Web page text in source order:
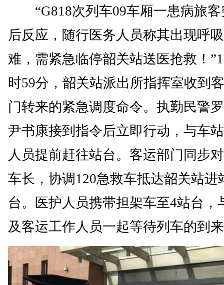
“G818次列车09车厢一患病旅客
后反应，随行医务人员称其出现呼
难，需紧急临停韶关站送医抢救！
时59分，韶关站派出所指挥室收到
门转来的紧急调度命令。执勤民警
尹书康接到指令后立即行动，与车
人员提前赶往站台。客运部门同步
车长，协调120急救车抵达韶关站进
台。医护人员携带担架车至4站台，
及客运工作人员一起等待列车的到